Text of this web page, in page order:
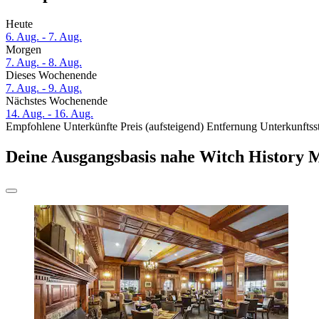
Heute
6. Aug. - 7. Aug.
Morgen
7. Aug. - 8. Aug.
Dieses Wochenende
7. Aug. - 9. Aug.
Nächstes Wochenende
14. Aug. - 16. Aug.
Empfohlene Unterkünfte Preis (aufsteigend) Entfernung
Deine Ausgangsbasis nahe Witch History